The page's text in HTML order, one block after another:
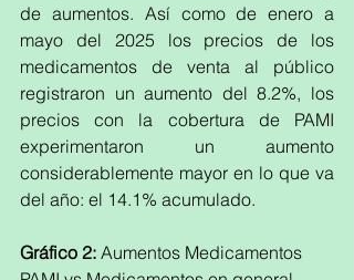
de aumentos. Así como de enero a
mayo del 2025 los precios de los
medicamentos de venta al público
registraron un aumento del 8.2%, los
precios con la cobertura de PAMI
experimentaron un aumento
considerablemente mayor en lo que va
del año: el 14.1% acumulado.
Gráfico 2: Aumentos Medicamentos